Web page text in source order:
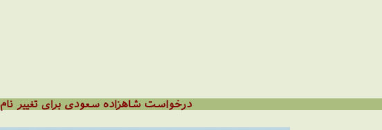
درخواست شاهزاده سعودی برای تغییر نام 1+5